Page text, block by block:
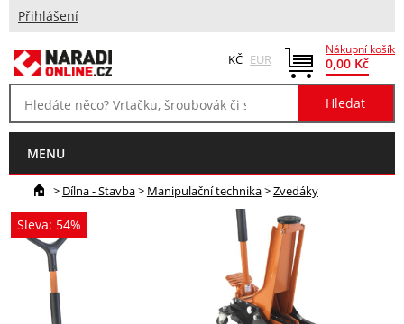
Přihlášení
Nákupní košík
0,00 Kč
KČ EUR
MENU
> Dílna - Stavba> Manipulační technika>Zvedáky
Sleva: 54%